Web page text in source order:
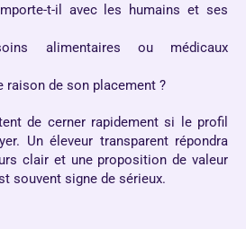
t-il avec les humains et ses
alimentaires ou médicaux
raison de son placement ?
de cerner rapidement si le profil
Un éleveur transparent répondra
clair et une proposition de valeur
souvent signe de sérieux.